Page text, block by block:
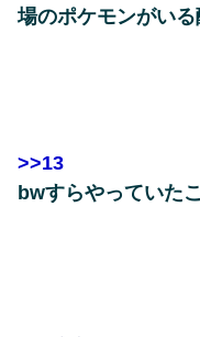
場のポケモンがいる
>>13
bwすらやっていた